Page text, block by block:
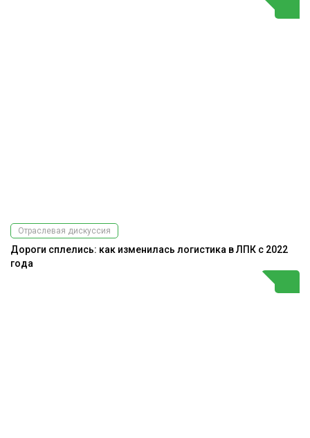
Отраслевая дискуссия
Дороги сплелись: как изменилась логистика в ЛПК с 2022
года